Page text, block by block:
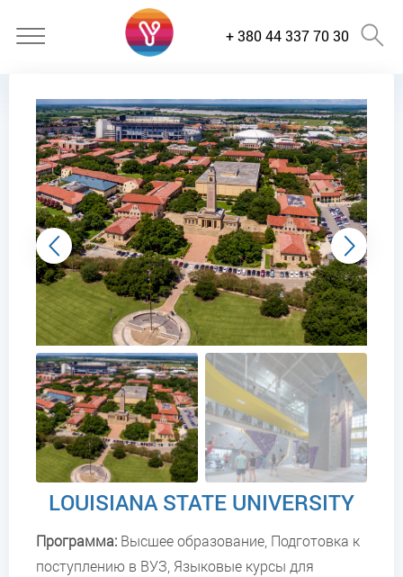
+ 380 44 337 70 30
LOUISIANA STATE UNIVERSITY
Программа: Высшее образование, Подготовка к
поступлению в ВУЗ, Языковые курсы для